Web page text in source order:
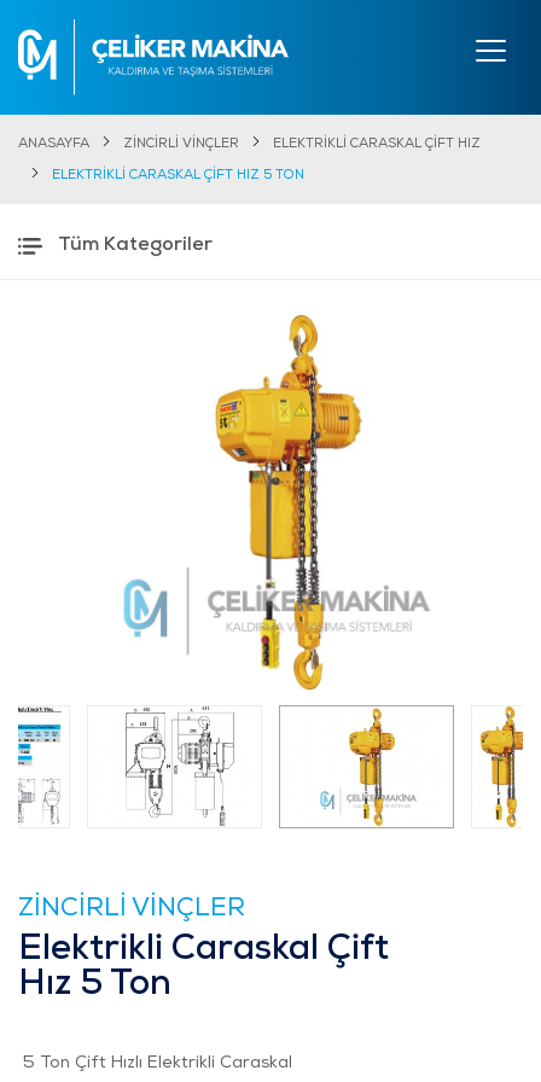
ANASAYFA ZİNCİRLİ VİNÇLER ELEKTRİKLİ CARASKAL ÇİFT HIZ
ELEKTRİKLİ CARASKAL ÇİFT HIZ 5 TON
Tüm Kategoriler
ZİNCİRLİ VİNÇLER
Elektrikli Caraskal Çift
Hız 5 Ton
5 Ton Çift Hızlı Elektrikli Caraskal